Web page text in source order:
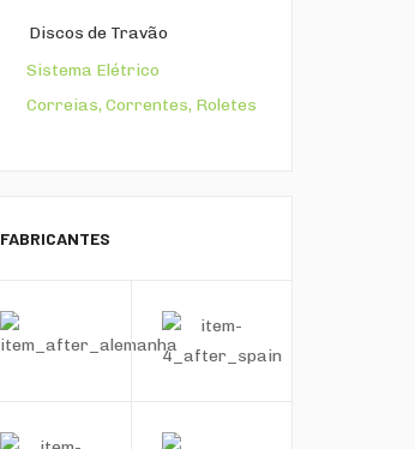
Discos de Travão
Sistema Elétrico
Correias, Correntes, Roletes
FABRICANTES